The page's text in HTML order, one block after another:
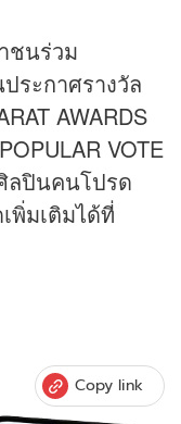
ชนร่วม
ระกาศรางวัล
AWARDS
VOTE
ลปินคนโปรด
พิ่มเติมได้ที่
Copy link